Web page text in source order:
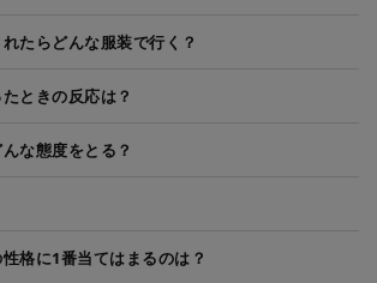
たらどんな服装で行く？
ときの反応は？
な態度をとる？
格に1番当てはまるのは？